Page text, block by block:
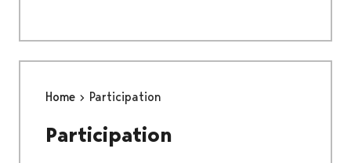
Home Participation
Participation